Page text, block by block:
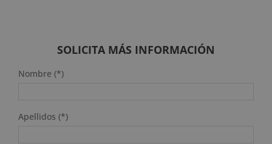
SOLICITA MÁS INFORMACIÓN
Nombre (*)
Apellidos (*)